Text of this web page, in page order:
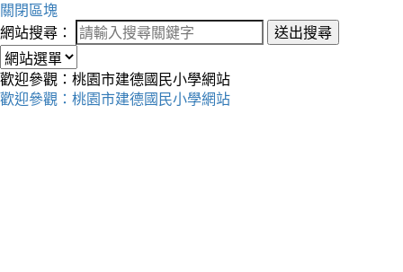
關閉區塊
網站搜尋：
送出搜尋
歡迎參觀：桃園市建德國民小學網站
歡迎參觀：桃園市建德國民小學網站